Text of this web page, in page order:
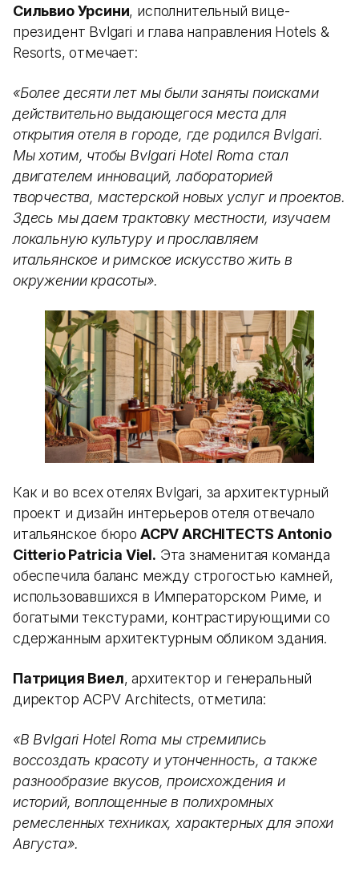
Сильвио Урсини, исполнительный вице-
президент Bvlgari и глава направления Hotels &
Resorts, отмечает:
«Более десяти лет мы были заняты поисками
действительно выдающегося места для
открытия отеля в городе, где родился Bvlgari.
Мы хотим, чтобы Bvlgari Hotel Roma стал
двигателем инноваций, лабораторией
творчества, мастерской новых услуг и проектов.
Здесь мы даем трактовку местности, изучаем
локальную культуру и прославляем
итальянское и римское искусство жить в
окружении красоты».
Как и во всех отелях Bvlgari, за архитектурный
проект и дизайн интерьеров отеля отвечало
итальянское бюро ACPV ARCHITECTS Antonio
Citterio Patricia Viel. Эта знаменитая команда
обеспечила баланс между строгостью камней,
использовавшихся в Императорском Риме, и
богатыми текстурами, контрастирующими со
сдержанным архитектурным обликом здания.
Патриция Виел, архитектор и генеральный
директор ACPV Architects, отметила:
«В Bvlgari Hotel Roma мы стремились
воссоздать красоту и утонченность, а также
разнообразие вкусов, происхождения и
историй, воплощенные в полихромных
ремесленных техниках, характерных для эпохи
Августа».